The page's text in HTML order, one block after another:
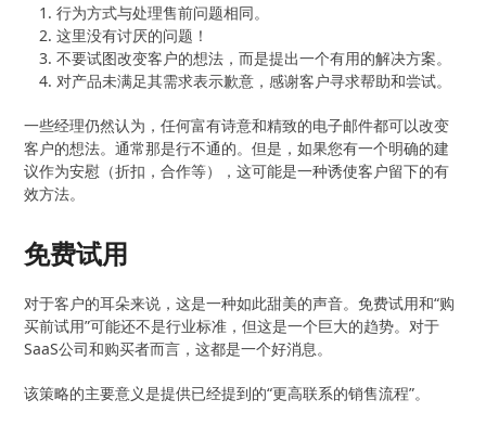
行为方式与处理售前问题相同。
这里没有讨厌的问题！
不要试图改变客户的想法，而是提出一个有用的解决方案。
对产品未满足其需求表示歉意，感谢客户寻求帮助和尝试。
一些经理仍然认为，任何富有诗意和精致的电子邮件都可以改变
客户的想法。通常那是行不通的。但是，如果您有一个明确的建
议作为安慰（折扣，合作等），这可能是一种诱使客户留下的有
效方法。
免费试用
对于客户的耳朵来说，这是一种如此甜美的声音。免费试用和“购
买前试用”可能还不是行业标准，但这是一个巨大的趋势。对于
SaaS公司和购买者而言，这都是一个好消息。
该策略的主要意义是提供已经提到的“更高联系的销售流程”。